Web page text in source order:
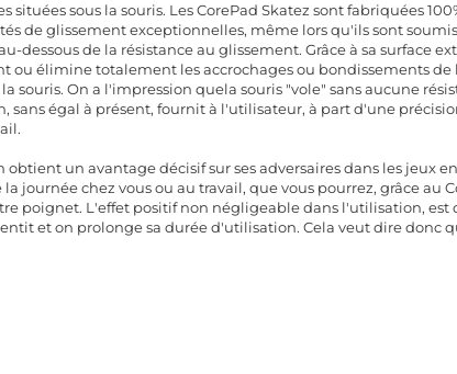
situées sous la souris. Les CorePad Skatez sont fabriquées
de glissement exceptionnelles, même lors qu'ils sont
dessous de la résistance au glissement. Grâce à sa surface
ou élimine totalement les accrochages ou bondissements
souris. On a l'impression quela souris "vole" sans aucune
sans égal à présent, fournit à l'utilisateur, à part d'une
obtient un avantage décisif sur ses adversaires dans les jeux
la journée chez vous ou au travail, que vous pourrez, grâce
poignet. L'effet positif non négligeable dans l'utilisation,
et on prolonge sa durée d'utilisation. Cela veut dire donc